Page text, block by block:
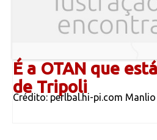
É a OTAN que
de Tripoli
Crédito: perlbal.hi-pi.com